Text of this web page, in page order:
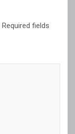
Required fields